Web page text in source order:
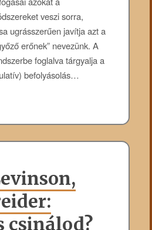
veszi sorra,
ugrásszerűen javítja azt a
erőnek” nevezünk. A
foglalva tárgyalja a
befolyásolás…
csinálod?